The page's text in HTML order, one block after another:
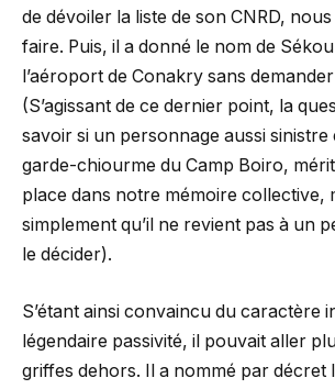
de dévoiler la liste de son CNRD,
faire. Puis, il a donné le nom de
l’aéroport de Conakry sans
(S’agissant de ce dernier point, la
savoir si un personnage aussi sinistre
garde-chiourme du Camp Boiro,
place dans notre mémoire collective,
simplement qu’il ne revient pas à un
le décider).
S’étant ainsi convaincu du caractère
légendaire passivité, il pouvait aller
griffes dehors. Il a nommé par décret